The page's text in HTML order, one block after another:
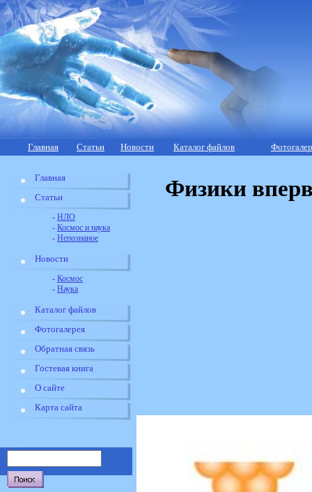
Главная Статьи Новости Каталог файлов
Главная
Статьи
- НЛО
- Космос и наука
- Непознаное
Новости
- Космос
- Наука
Каталог файлов
Фотогалерея
Обратная связь
Гостевая книга
О сайте
Карта сайта
Физики